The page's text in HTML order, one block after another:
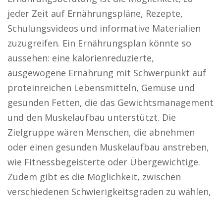
jeder Zeit auf Ernährungspläne, Rezepte,
Schulungsvideos und informative Materialien
zuzugreifen. Ein Ernährungsplan könnte so
aussehen: eine kalorienreduzierte,
ausgewogene Ernährung mit Schwerpunkt auf
proteinreichen Lebensmitteln, Gemüse und
gesunden Fetten, die das Gewichtsmanagement
und den Muskelaufbau unterstützt. Die
Zielgruppe wären Menschen, die abnehmen
oder einen gesunden Muskelaufbau anstreben,
wie Fitnessbegeisterte oder Übergewichtige.
Zudem gibt es die Möglichkeit, zwischen
verschiedenen Schwierigkeitsgraden zu wählen,